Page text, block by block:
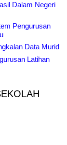
Dalam Negeri
Pengurusan
Data Murid
Latihan